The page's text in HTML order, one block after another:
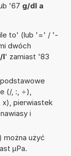
'67 g/dl a
to' (lub '=' / '-
dwóch
l' zamiast '83
(/, :, ÷),
x), pierwiastek
i
można użyć
µPa.